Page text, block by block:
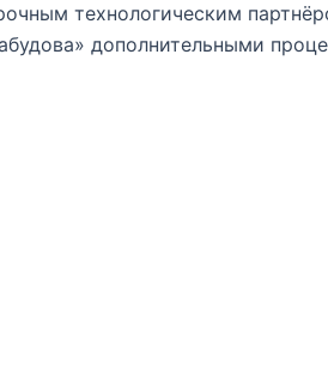
технологическим
дополнительными